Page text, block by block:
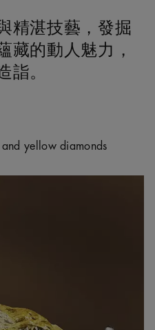
精湛技藝，發掘
藏的動人魅力，
詣。